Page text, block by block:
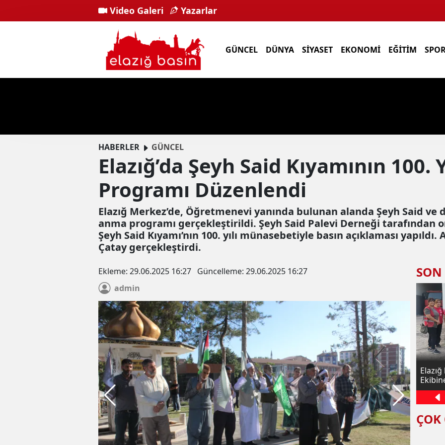
Video Galeri Yazarlar
GÜNCEL DÜNYA SİYASET EKONOMİ EĞİTİM
HABERLER GÜNCEL
Elazığ’da Şeyh Said Kıyamının 100.
Programı Düzenlendi
Elazığ Merkez’de, Öğretmenevi yanında bulunan alanda Şeyh Said ve
anma programı gerçekleştirildi. Şeyh Said Palevi Derneği tarafından
Şeyh Said Kıyamı’nın 100. yılı münasebetiyle basın açıklaması
Çatay gerçekleştirdi.
Ekleme: 29.06.2025 16:27 Güncelleme: 29.06.2025 16:27
admin
SON
Elazığ’da Zincirleme Kaza: Traktör
Römorkundan Düşen Lastik 4 Aracı
Birbirine Katladı
Palu’da Acı Olay: Murat Nehri’ne Giren
Baba Hayatını Kaybetti